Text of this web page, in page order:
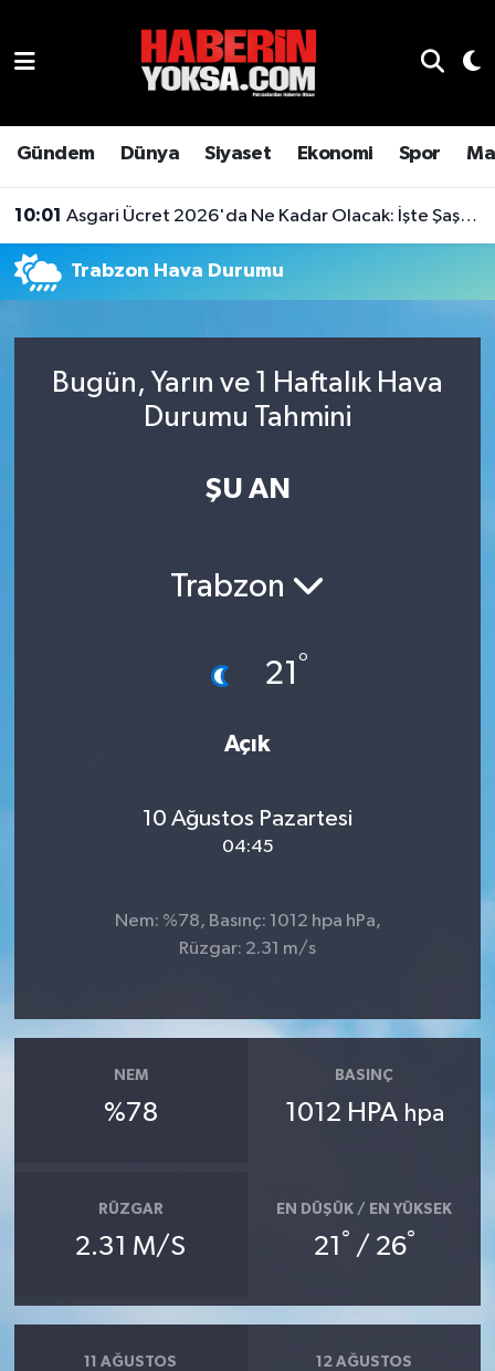
Gündem Dünya Siyaset Ekonomi Spor
10:01 Asgari Ücret 2026'da Ne Kadar Olacak: İşte Şaşırtan Rakam
Trabzon Hava Durumu
Bugün, Yarın ve 1 Haftalık Hava
Durumu Tahmini
ŞU AN
Trabzon
21 °
Açık
10 Ağustos Pazartesi
04:45
Nem: %78, Basınç: 1012 hpa hPa,
Rüzgar: 2.31 m/s
NEM
%78
BASINÇ
1012 HPA hpa
RÜZGAR
2.31 M/S
EN DÜŞÜK / EN YÜKSEK
21 ° / 26°
11 AĞUSTOS 12 AĞUSTOS
Hava Durumu